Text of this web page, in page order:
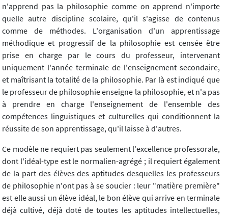
n'apprend pas la philosophie comme on apprend n'importe
quelle autre discipline scolaire, qu'il s'agisse de contenus
comme de méthodes. L'organisation d'un apprentissage
méthodique et progressif de la philosophie est censée être
prise en charge par le cours du professeur, intervenant
uniquement l'année terminale de l'enseignement secondaire,
et maîtrisant la totalité de la philosophie. Par là est indiqué que
le professeur de philosophie enseigne la philosophie, et n'a pas
à prendre en charge l'enseignement de l'ensemble des
compétences linguistiques et culturelles qui conditionnent la
réussite de son apprentissage, qu'il laisse à d'autres.
Ce modèle ne requiert pas seulement l'excellence professorale,
dont l'idéal-type est le normalien-agrégé ; il requiert également
de la part des élèves des aptitudes desquelles les professeurs
de philosophie n'ont pas à se soucier : leur "matière première"
est elle aussi un élève idéal, le bon élève qui arrive en terminale
déjà cultivé, déjà doté de toutes les aptitudes intellectuelles,